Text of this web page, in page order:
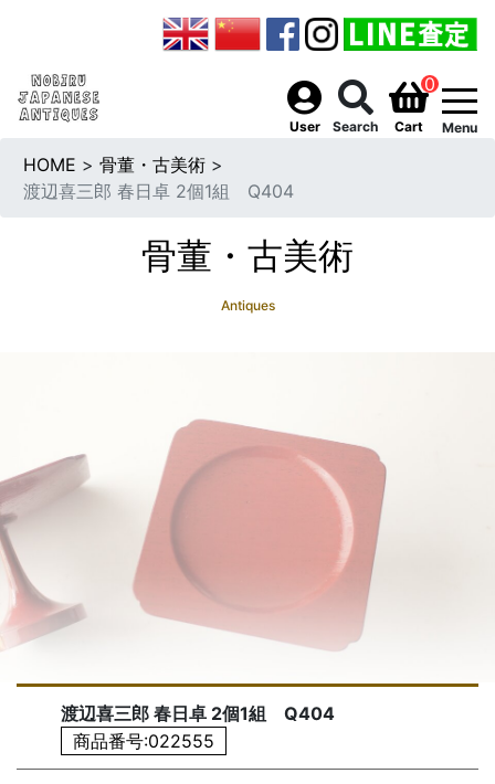
User Search
0
Cart Menu
HOME > 骨董・古美術 >
渡辺喜三郎 春日卓 2個1組 Q404
骨董・古美術
Antiques
渡辺喜三郎 春日卓 2個1組 Q404
商品番号:022555